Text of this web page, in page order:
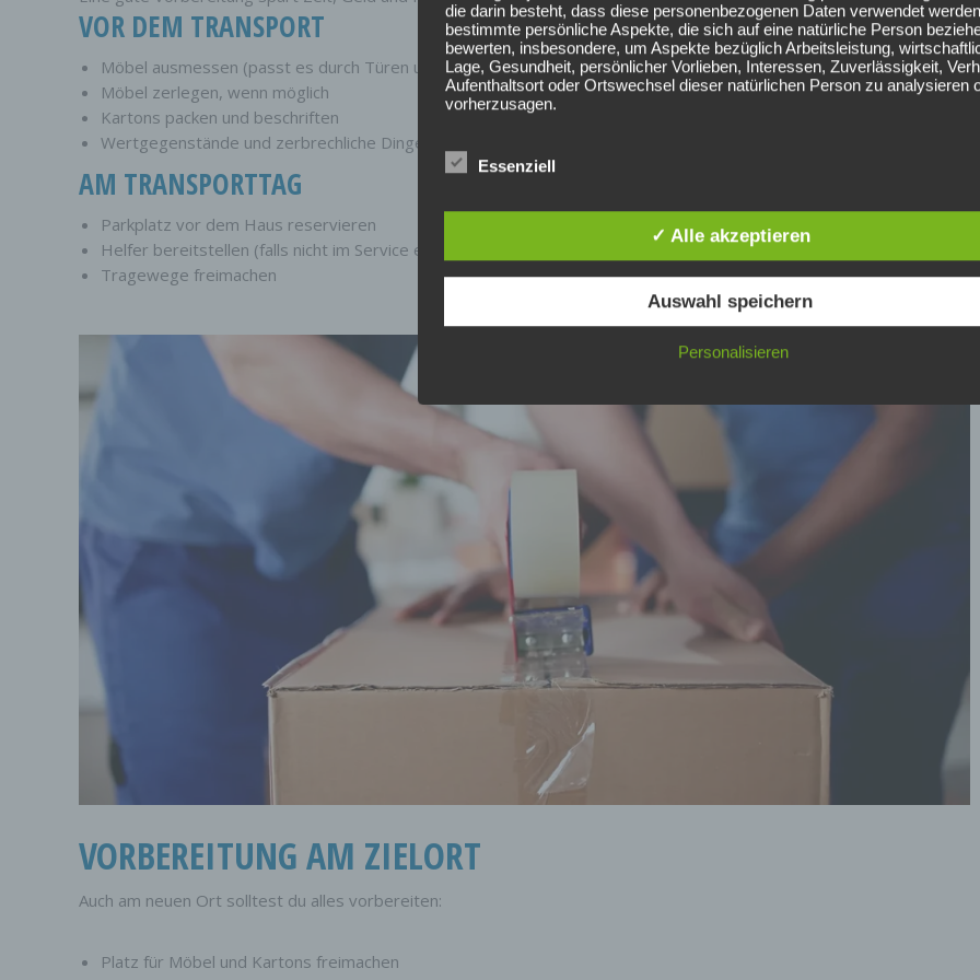
VOR DEM TRANSPORT
Möbel ausmessen (passt es durch Türen und Treppenhäuser?)
Möbel zerlegen, wenn möglich
Kartons packen und beschriften
Wertgegenstände und zerbrechliche Dinge separat sichern
AM TRANSPORTTAG
Parkplatz vor dem Haus reservieren
Helfer bereitstellen (falls nicht im Service enthalten)
Tragewege freimachen
VORBEREITUNG AM ZIELORT
Auch am neuen Ort solltest du alles vorbereiten:
Platz für Möbel und Kartons freimachen
die darin besteht, dass diese personenbezogenen Daten verwendet
bestimmte persönliche Aspekte, die sich auf eine natürliche Person
bewerten, insbesondere, um Aspekte bezüglich Arbeitsleistung,
Lage, Gesundheit, persönlicher Vorlieben, Interessen, Zuverlässigkeit,
Aufenthaltsort oder Ortswechsel dieser natürlichen Person zu analysieren
vorherzusagen.
Pseudonymisierung ist die Verarbeitung personenbezogener Daten in einer
zugeordnet werden können, sofern diese zusätzlichen Informationen
aufbewahrt werden und technischen und organisatorischen Maßnahmen
identifizierten oder identifizierbaren natürlichen Person zugewiesen werden.
G) VERANTWORTLICHER ODER FÜR DIE VERARBEITUNG
VERANTWORTLICHER
Verantwortlicher oder für die Verarbeitung Verantwortlicher ist die natürliche
personenbezogenen Daten entscheidet. Sind die Zwecke und Mittel dieser
Verarbeitung durch das Unionsrecht oder das Recht der Mitgliedstaaten
vorgegeben, so kann der Verantwortliche beziehungsweise können die
bestimmten Kriterien seiner Benennung nach dem Unionsrecht oder dem
der Mitgliedstaaten vorgesehen werden.
H) AUFTRAGSVERARBEITER
Auftragsverarbeiter ist eine natürliche oder juristische Person, Behörde,
Einrichtung oder andere Stelle, die personenbezogene Daten im Auftrag des
Verantwortlichen verarbeitet.
I) EMPFÄNGER
Empfänger ist eine natürliche oder juristische Person, Behörde, Einrichtung
andere Stelle, der personenbezogene Daten offengelegt werden, unabhängig
davon, ob es sich bei ihr um einen Dritten handelt oder nicht. Behörden, die
Rahmen eines bestimmten Untersuchungsauftrags nach dem Unionsrecht
dem Recht der Mitgliedstaaten möglicherweise personenbezogene Daten
erhalten, gelten jedoch nicht als Empfänger.
J) DRITTER
Dritter ist eine natürliche oder juristische Person, Behörde, Einrichtung oder
andere Stelle außer der betroffenen Person, dem Verantwortlichen, dem
des Verantwortlichen oder des Auftragsverarbeiters befugt sind, die
personenbezogenen Daten zu verarbeiten.
Essenziell
✓ Alle akzeptieren
Auswahl speichern
Personalisieren